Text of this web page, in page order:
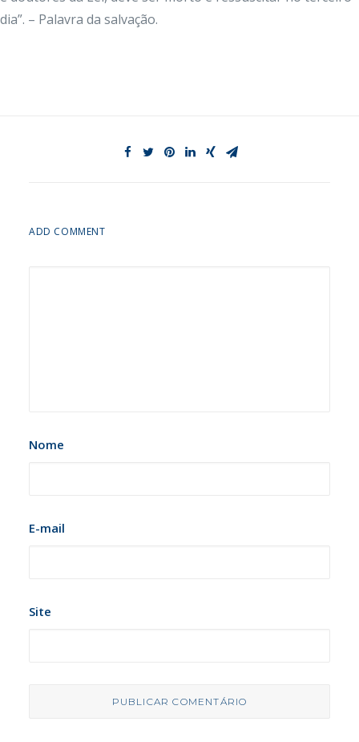
dia”. – Palavra da salvação.
ADD COMMENT
Nome
E-mail
Site